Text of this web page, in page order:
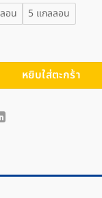
อน 5 แกลลอน
เกอร์ ชนิดด้าน T-5500 ชิ้น
หยิบใส่ตะกร้า